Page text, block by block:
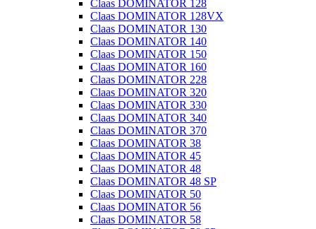
Claas DOMINATOR 128
Claas DOMINATOR 128VX
Claas DOMINATOR 130
Claas DOMINATOR 140
Claas DOMINATOR 150
Claas DOMINATOR 160
Claas DOMINATOR 228
Claas DOMINATOR 320
Claas DOMINATOR 330
Claas DOMINATOR 340
Claas DOMINATOR 370
Claas DOMINATOR 38
Claas DOMINATOR 45
Claas DOMINATOR 48
Claas DOMINATOR 48 SP
Claas DOMINATOR 50
Claas DOMINATOR 56
Claas DOMINATOR 58